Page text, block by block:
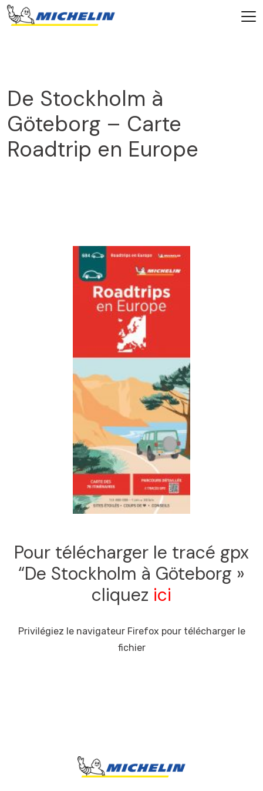
De Stockholm à
Göteborg – Carte
Roadtrip en Europe
Pour télécharger le tracé gpx
“De Stockholm à Göteborg »
cliquez ici
Privilégiez le navigateur Firefox pour télécharger le
fichier